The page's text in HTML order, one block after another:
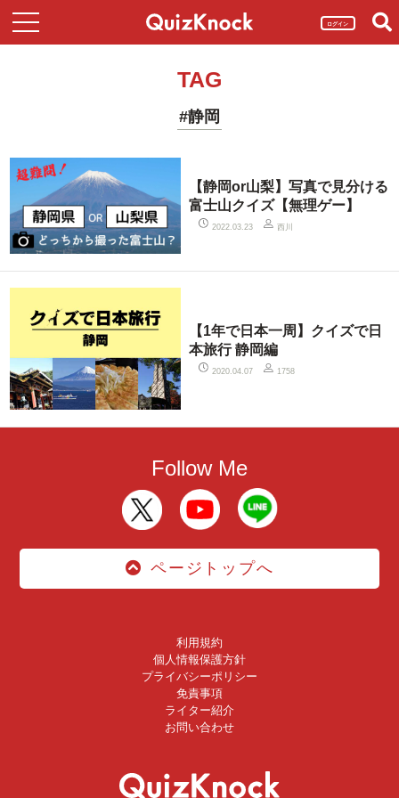
ログイン
TAG
#静岡
【静岡or山梨】写真で見分ける
富士山クイズ【無理ゲー】
2022.03.23 西川
【1年で日本一周】クイズで日
本旅行 静岡編
2020.04.07 1758
Follow Me
ページトップへ
利用規約
個人情報保護方針
プライバシーポリシー
免責事項
ライター紹介
お問い合わせ